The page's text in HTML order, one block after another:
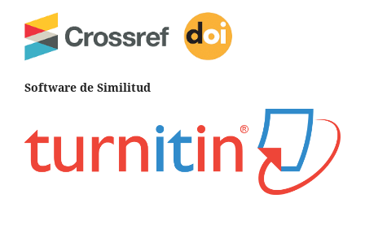
Software de Similitud